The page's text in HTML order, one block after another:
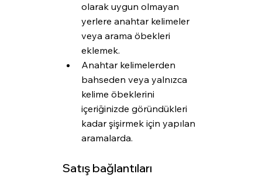
olarak uygun olmayan
yerlere anahtar kelimeler
veya arama öbekleri
eklemek.
Anahtar kelimelerden
bahseden veya yalnızca
kelime öbeklerini
içeriğinizde göründükleri
kadar şişirmek için yapılan
aramalarda.
Satış bağlantıları